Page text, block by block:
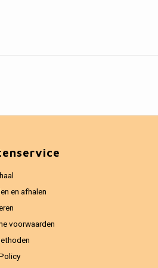
en afhalen
voorwaarden